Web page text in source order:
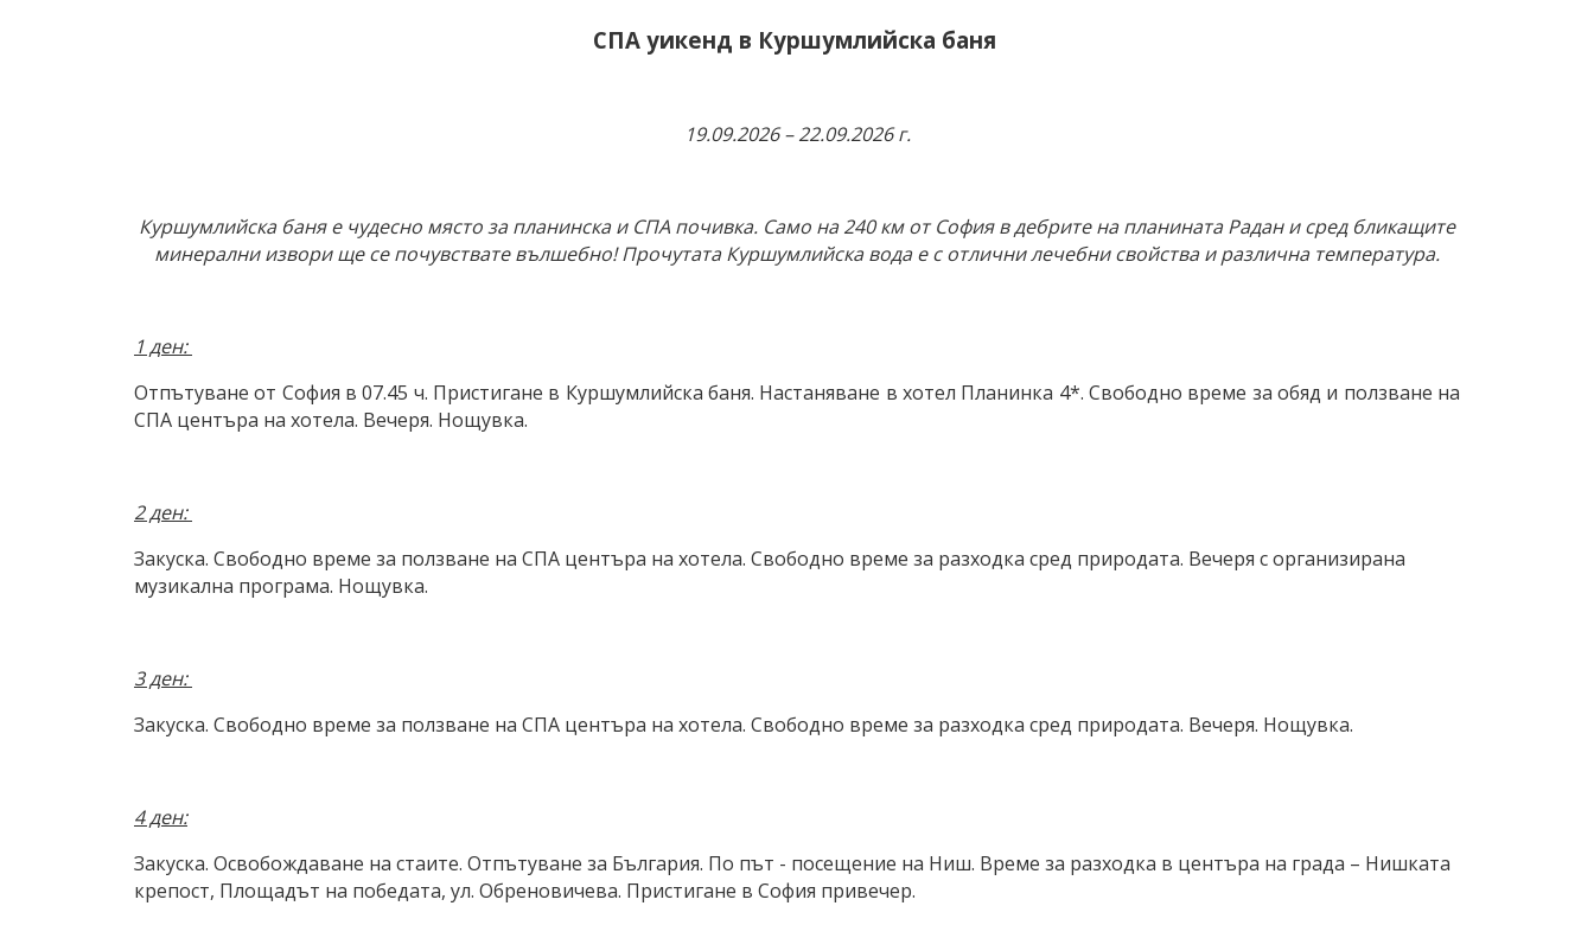
СПА уикенд в Куршумлийска баня
19.09.2026 – 22.09.2026 г.
Куршумлийска баня е чудесно място за планинска и СПА почивка. Само на 240 км от София в дебрите на планината Радан и сред бликащите
минерални извори ще се почувствате вълшебно! Прочутата Куршумлийска вода е с отлични лечебни свойства и различна температура.
1 ден:
Отпътуване от София в 07.45 ч. Пристигане в Куршумлийска баня. Настаняване в хотел Планинка 4*. Свободно време за обяд и ползване на
СПА центъра на хотела. Вечеря. Нощувка.
2 ден:
Закуска. Свободно време за ползване на СПА центъра на хотела. Свободно време за разходка сред природата. Вечеря с организирана
музикална програма. Нощувка.
3 ден:
Закуска. Свободно време за ползване на СПА центъра на хотела. Свободно време за разходка сред природата. Вечеря. Нощувка.
4 ден:
Закуска. Освобождаване на стаите. Отпътуване за България. По път - посещение на Ниш. Време за разходка в центъра на града – Нишката
крепост, Площадът на победата, ул. Обреновичева. Пристигане в София привечер.